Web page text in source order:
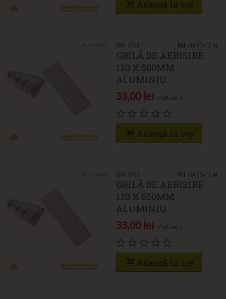
Adaugă în coș
ID#: 2568 Ref: GA-50x12-AL
GRILĂ DE AERISIRE
120 X 500MM
ALUMINIU
33,00 lei (TVA incl.)
Adaugă în coș
ID#: 2567 Ref: GA-55x12-AL
GRILĂ DE AERISIRE
120 X 550MM
ALUMINIU
33,00 lei (TVA incl.)
Adaugă în coș